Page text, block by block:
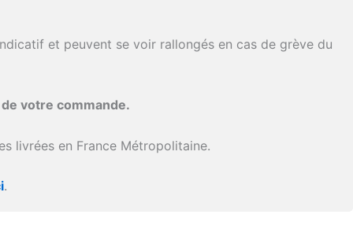
et peuvent se voir rallongés en cas de grève du
votre commande.
livrées en France Métropolitaine.
.